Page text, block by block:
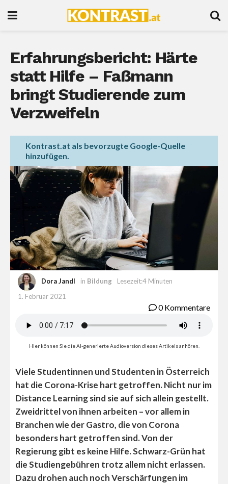
Erfahrungsbericht: Härte
statt Hilfe – Faßmann
bringt Studierende zum
Verzweifeln
Kontrast.at als bevorzugte Google-Quelle
hinzufügen.
Dora Jandl in Bildung
Lesezeit:4 Minuten
1. Februar 2021
0 Kommentare
Hier können Sie die AI-generierte Audioversion dieses Artikels anhören.
Viele Studentinnen und Studenten in Österreich
hat die Corona-Krise hart getroffen. Nicht nur im
Distance Learning sind sie auf sich allein gestellt.
Zweidrittel von ihnen arbeiten – vor allem in
Branchen wie der Gastro, die von Corona
besonders hart getroffen sind. Von der
Regierung gibt es keine Hilfe. Schwarz-Grün hat
die Studiengebühren trotz allem nicht erlassen.
Dazu drohen auch noch Verschärfungen im